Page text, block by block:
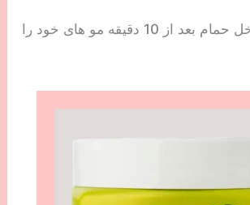
برای استفاده داخل حمام بعد از 10 دقیقه مو های خود را